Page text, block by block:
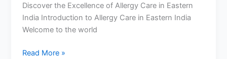
Discover the Excellence of Allergy Care in Eastern
India Introduction to Allergy Care in Eastern India
Welcome to the world
Read More »